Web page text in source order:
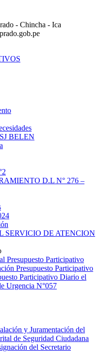
- Chincha - Ica
BELEN
D.L N° 276 –
SERVICIO DE ATENCION
Presupuesto Participativo
Presupuesto Participativo
Participativo Diario el
Urgencia N°057
y Juramentación del
de Seguridad Ciudadana
del Secretario